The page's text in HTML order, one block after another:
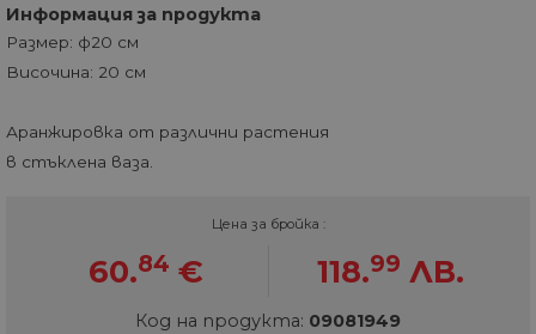
Информация за продукта
Размер: ф20 см
Височина: 20 см
Аранжировка от различни растения
в стъклена ваза.
Цена за бройка :
60.84 € 118.99 ЛВ.
Код на продукта: 09081949